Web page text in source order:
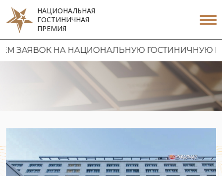
НАЦИОНАЛЬНАЯ
ГОСТИНИЧНАЯ
ПРЕМИЯ
НА НАЦИОНАЛЬНУЮ ГОСТИНИЧНУЮ